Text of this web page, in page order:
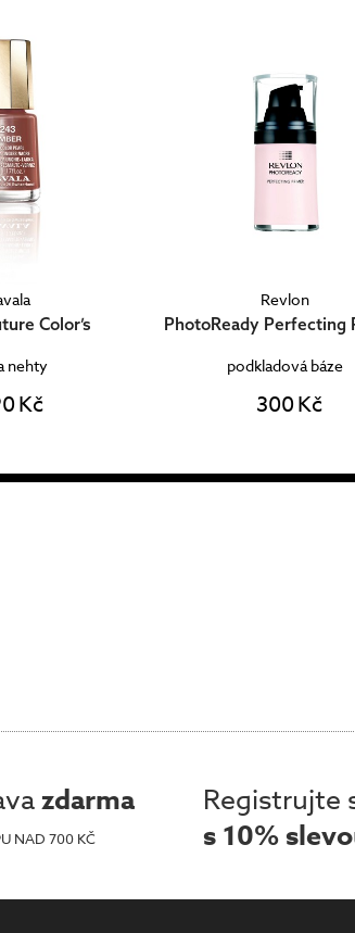
Color’s
nehty
Kč
Revlon
PhotoReady Perfecting
podkladová báze
300 Kč
zdarma
NAD 700 KČ
Registrujte
s 10%